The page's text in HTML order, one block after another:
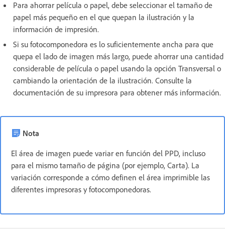
Para ahorrar película o papel, debe seleccionar el tamaño de
papel más pequeño en el que quepan la ilustración y la
información de impresión.
Si su fotocomponedora es lo suficientemente ancha para que
quepa el lado de imagen más largo, puede ahorrar una cantidad
considerable de película o papel usando la opción Transversal o
cambiando la orientación de la ilustración. Consulte la
documentación de su impresora para obtener más información.
Nota
El área de imagen puede variar en función del PPD, incluso
para el mismo tamaño de página (por ejemplo, Carta). La
variación corresponde a cómo definen el área imprimible las
diferentes impresoras y fotocomponedoras.